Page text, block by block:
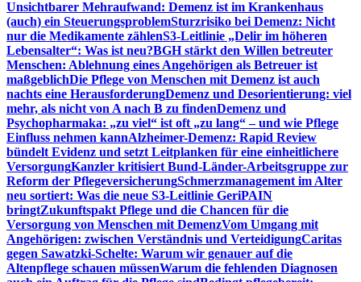
Unsichtbarer Mehraufwand: Demenz ist im Krankenhaus
(auch) ein SteuerungsproblemSturzrisiko bei Demenz: Nicht
nur die Medikamente zählenS3-Leitlinie „Delir im höheren
Lebensalter“: Was ist neu?BGH stärkt den Willen betreuter
Menschen: Ablehnung eines Angehörigen als Betreuer ist
maßgeblichDie Pflege von Menschen mit Demenz ist auch
nachts eine HerausforderungDemenz und Desorientierung: viel
mehr, als nicht von A nach B zu findenDemenz und
Psychopharmaka: „zu viel“ ist oft „zu lang“ – und wie Pflege
Einfluss nehmen kannAlzheimer-Demenz: Rapid Review
bündelt Evidenz und setzt Leitplanken für eine einheitlichere
VersorgungKanzler kritisiert Bund-Länder-Arbeitsgruppe zur
Reform der PflegeversicherungSchmerzmanagement im Alter
neu sortiert: Was die neue S3-Leitlinie GeriPAIN
bringtZukunftspakt Pflege und die Chancen für die
Versorgung von Menschen mit DemenzVom Umgang mit
Angehörigen: zwischen Verständnis und VerteidigungCaritas
gegen Sawatzki-Schelte: Warum wir genauer auf die
Altenpflege schauen müssenWarum die fehlenden Diagnosen